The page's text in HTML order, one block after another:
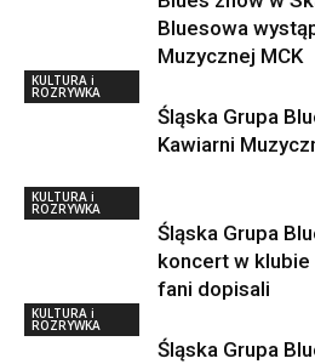
Bluesowa
Muzycznej MCK
KULTURA i
ROZRYWKA
Śląska Grupa
Kawiarni
KULTURA i
ROZRYWKA
Śląska Grupa
koncert w klubie
fani dopisali
KULTURA i
ROZRYWKA
Śląska Grupa